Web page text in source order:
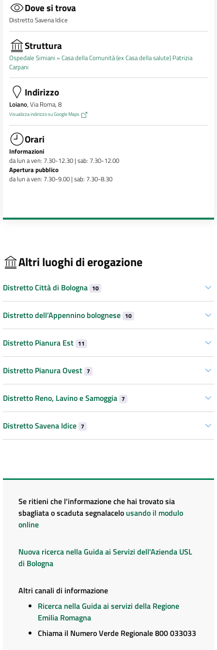
Dove si trova
Distretto Savena Idice
Struttura
Ospedale Simiani »Casa della Comunità (ex Casa della salute) Patrizia
Carpani
Indirizzo
Loiano, Via Roma, 8
Visualizza indirizzo su Google Maps
Orari
Informazioni
da lun a ven: 7.30-12.30 | sab: 7.30-12.00
Apertura pubblico
da lun a ven: 7.30-9.00 | sab: 7.30-8.30
Altri luoghi di erogazione
Distretto Città di Bologna 10
Distretto dell’Appennino bolognese 10
Distretto Pianura Est 11
Distretto Pianura Ovest 7
Distretto Reno, Lavino e Samoggia 7
Distretto Savena Idice 7
Se ritieni che l'informazione che hai trovato sia
sbagliata o scaduta segnalacelo usando il modulo
online
Nuova ricerca nella Guida ai Servizi dell'Azienda USL
di Bologna
Altri canali di informazione
Ricerca nella Guida ai servizi della Regione
Emilia Romagna
Chiama il Numero Verde Regionale 800 033033